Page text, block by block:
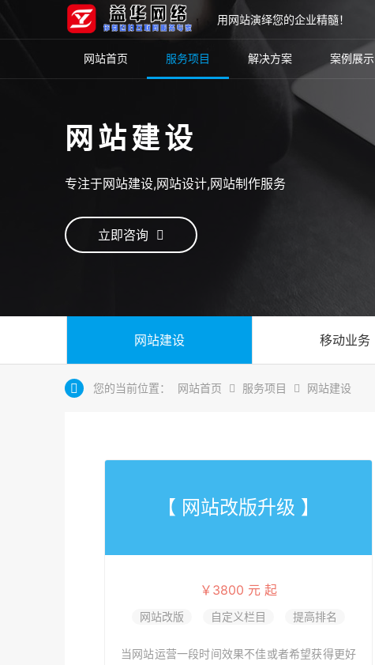
用网站演绎您的企业精髓！
网站首页 服务项目 解决方案 案例展示
网站建设
专注于网站建设,网站设计,网站制作服务
立即咨询
网站建设 移动业务
您的当前位置： 网站首页 服务项目 网站建设
【 网站改版升级 】
￥3800 元 起
网站改版 自定义栏目 提高排名
当网站运营一段时间效果不佳或者希望获得更好